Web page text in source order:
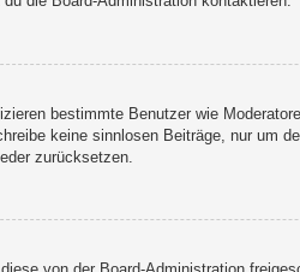
bestimmte Benutzer wie
keine sinnlosen Beiträge, nur um
zurücksetzen.